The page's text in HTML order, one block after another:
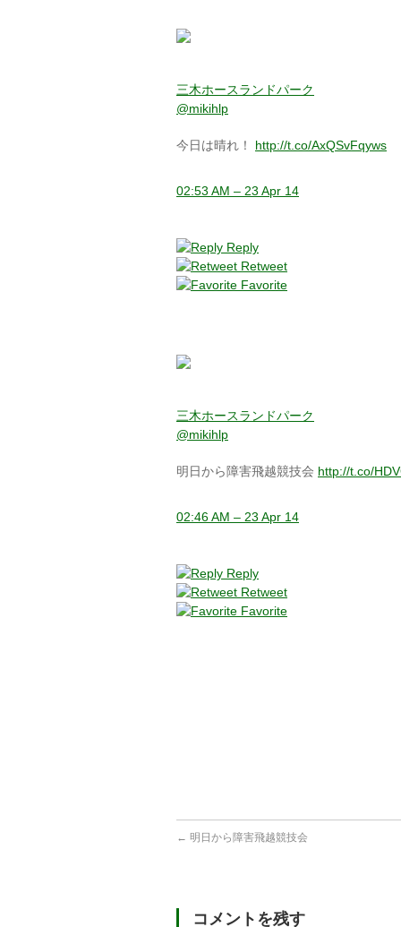
三木ホースランドパーク
@mikihlp
今日は晴れ！ http://t.co/AxQSvFqyws
02:53 AM – 23 Apr 14
Reply
Retweet
Favorite
三木ホースランドパーク
@mikihlp
明日から障害飛越競技会 http://t.co/
02:46 AM – 23 Apr 14
Reply
Retweet
Favorite
← 明日から障害飛越競技会
コメントを残す